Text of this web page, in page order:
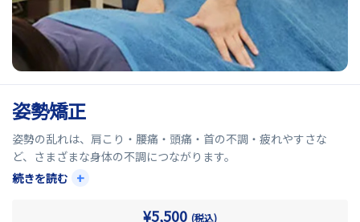
姿勢矯正
姿勢の乱れは、肩こり・腰痛・頭痛・首の不調・疲れやすさな
ど、さまざまな身体の不調につながります。
スマホやデスクワーク、長時間同じ姿勢でいることにより、猫背や
続きを読む +
¥5,500 (税込)